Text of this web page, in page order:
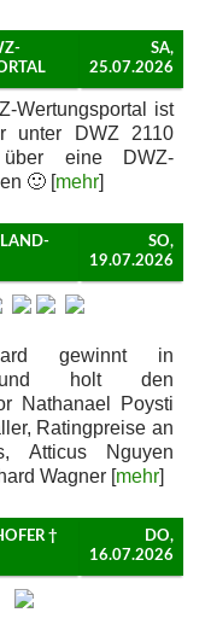
SA,
25.07.2026
Wertungsportal ist
unter DWZ 2110
eine DWZ-
🙂 [mehr]
SO,
19.07.2026
gewinnt in
und holt den
Nathanael Poysti
Ratingpreise an
Atticus Nguyen
Wagner [mehr]
†
DO,
16.07.2026